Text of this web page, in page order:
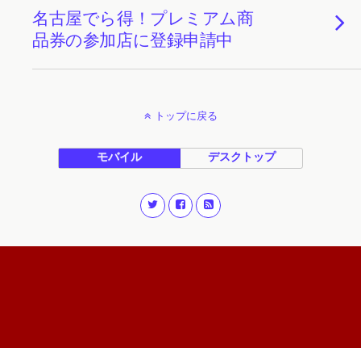
名古屋でら得！プレミアム商
品券の参加店に登録申請中
トップに戻る
モバイル デスクトップ